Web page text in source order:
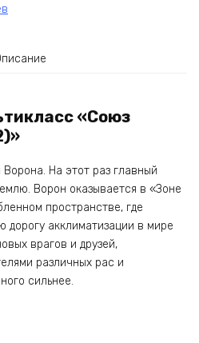
«Союз
На этот раз главный
Ворон оказывается в «Зоне
пространстве, где
дорогу акклиматизации в мире
врагов и друзей,
различных рас и
сильнее.